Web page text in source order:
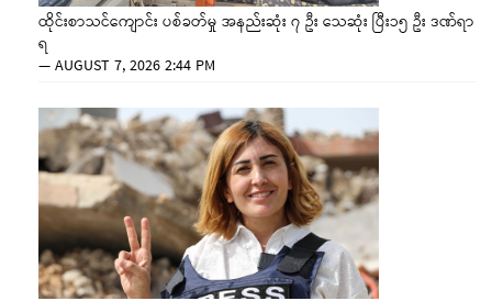
ထိုင်းစာသင်ကျောင်း ပစ်ခတ်မှု အနည်းဆုံး ၇ ဦး သေဆုံး ပြီး၁၅ ဦး ဒဏ်ရာ
ရ
—AUGUST 7, 2026 2:44 PM